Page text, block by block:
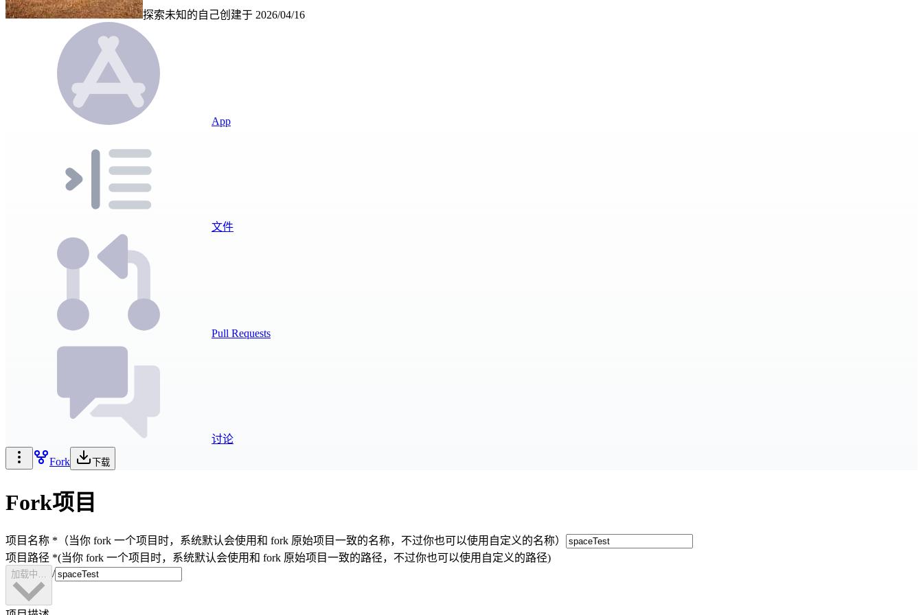
探索未知的自己创建于 2026/04/16
App
文件
Pull Requests
讨论
Fork
下载
Fork项目
项目名称 * （当你 fork 一个项目时，系统默认会使用和 fork 原始项目一致的名称，不过你也可以使用自定义的名称）
项目路径 *(当你 fork 一个项目时，系统默认会使用和 fork 原始项目一致的路径，不过你也可以使用自定义的路径)
加载中… /